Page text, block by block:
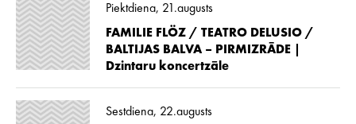
Piektdiena, 21.augusts
FAMILIE FLÖZ / TEATRO DELUSIO /
BALTIJAS BALVA – PIRMIZRĀDE |
Dzintaru koncertzāle
Sestdiena, 22.augusts